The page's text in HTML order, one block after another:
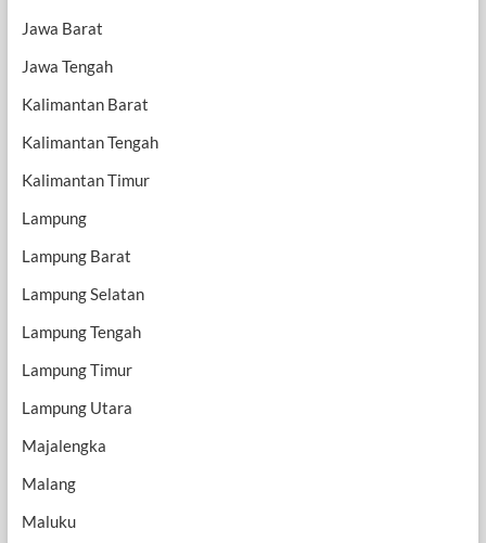
Jawa Barat
Jawa Tengah
Kalimantan Barat
Kalimantan Tengah
Kalimantan Timur
Lampung
Lampung Barat
Lampung Selatan
Lampung Tengah
Lampung Timur
Lampung Utara
Majalengka
Malang
Maluku